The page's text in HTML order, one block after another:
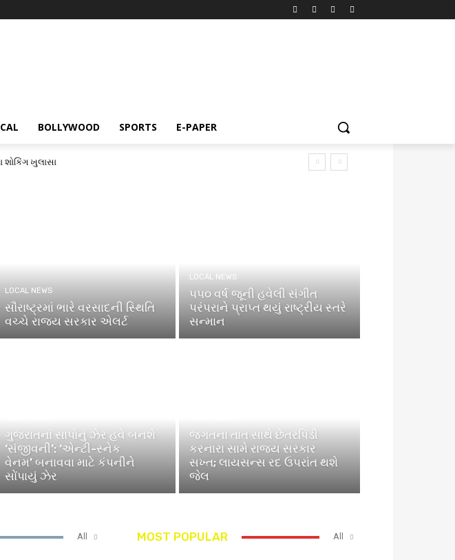
BOLLYWOOD SPORTS E-PAPER
શોકિંગ ખુલાસા
LOCAL NEWS
સૌરાષ્ટ્રમાં ભારે વરસાદની સ્થિતિ
વચ્ચે રાજ્ય સરકાર એલર્ટ
LOCAL NEWS
૫૫૦ વર્ષ જૂની હવેલી સંગીત
પરંપરાને પ્રાપ્ત થયું રાષ્ટ્રીય સ્તરે
સન્માન
ગુજરાતનાં સાપોનું ઝેર હવે બનશે
‘સંજીવની’: ‘એન્ટી-સ્નેક
વેનમ’ બનાવવા માટે કંપનીને
સોંપાયું ઝેર
જગતના તાત સાથે છેતરપિંડી
કરનારા સામે રાજ્ય સરકાર
સખ્ત; લાયસન્સ રદ ઉપરાંત થશે
જેલ
All MOST POPULAR All